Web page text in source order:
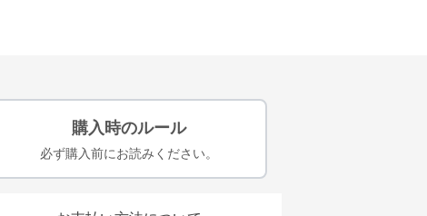
購入時のルール
必ず購入前にお読みください。